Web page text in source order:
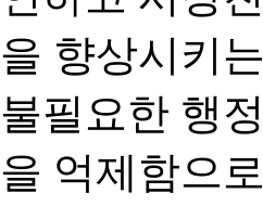
을 향상시키
불필요한 행
을 억제함으